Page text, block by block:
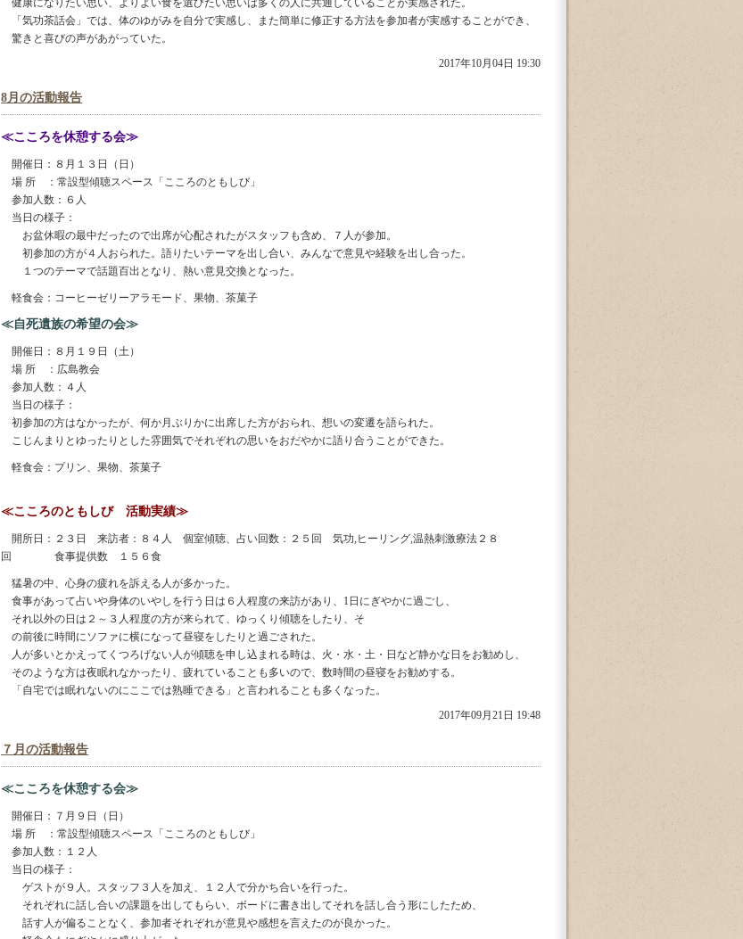
「気功茶話会」では、体のゆがみを自分で実感し、また簡単に修正する方法を参加者が実感することができ、
驚きと喜びの声があがっていた。
2017年10月04日 19:30
8月の活動報告
≪こころを休憩する会≫
開催日：８月１３日（日）
場 所 ：常設型傾聴スペース「こころのともしび」
参加人数：６人
当日の様子：
お盆休暇の最中だったので出席が心配されたがスタッフも含め、７人が参加。
初参加の方が４人おられた。語りたいテーマを出し合い、みんなで意見や経験を出し合った。
１つのテーマで話題百出となり、熱い意見交換となった。
軽食会：コーヒーゼリーアラモード、果物、茶菓子
≪自死遺族の希望の会≫
開催日：８月１９日（土）
場 所 ：広島教会
参加人数：４人
当日の様子：
初参加の方はなかったが、何か月ぶりかに出席した方がおられ、想いの変遷を語られた。
こじんまりとゆったりとした雰囲気でそれぞれの思いをおだやかに語り合うことができた。
軽食会：プリン、果物、茶菓子
≪こころのともしび 活動実績≫
開所日：２３日 来訪者：８４人 個室傾聴、占い回数：２５回 気功,ヒーリング,温熱刺激療法２８
回 食事提供数 １５６食
猛暑の中、心身の疲れを訴える人が多かった。
食事があって占いや身体のいやしを行う日は６人程度の来訪があり、1日にぎやかに過ごし、
それ以外の日は２～３人程度の方が来られて、ゆっくり傾聴をしたり、そ
の前後に時間にソファに横になって昼寝をしたりと過ごされた。
人が多いとかえってくつろげない人が傾聴を申し込まれる時は、火・水・土・日など静かな日をお勧めし、
そのような方は夜眠れなかったり、疲れていることも多いので、数時間の昼寝をお勧めする。
「自宅では眠れないのにここでは熟睡できる」と言われることも多くなった。
2017年09月21日 19:48
７月の活動報告
≪こころを休憩する会≫
開催日：７月９日（日）
場 所 ：常設型傾聴スペース「こころのともしび」
参加人数：１２人
当日の様子：
ゲストが９人。スタッフ３人を加え、１２人で分かち合いを行った。
それぞれに話し合いの課題を出してもらい、ボードに書き出してそれを話し合う形にしたため、
話す人が偏ることなく、参加者それぞれが意見や感想を言えたのが良かった。